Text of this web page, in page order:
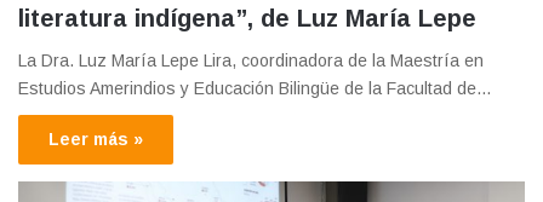
literatura indígena”, de Luz María Lepe
La Dra. Luz María Lepe Lira, coordinadora de la Maestría en
Estudios Amerindios y Educación Bilingüe de la Facultad de…
Leer más »